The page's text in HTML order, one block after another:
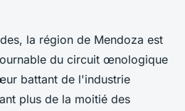
la région de Mendoza est
du circuit œnologique
battant de l'industrie
plus de la moitié des